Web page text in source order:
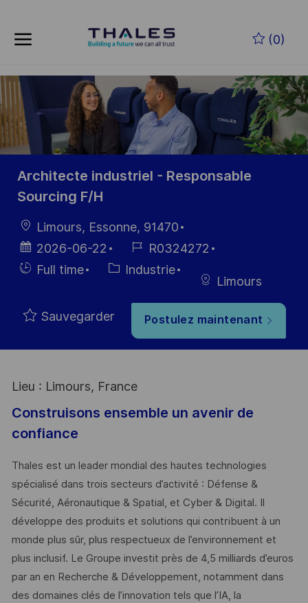
(0)
-
Architecte industriel - Responsable
Sourcing F/H
localisation
Limours, Essonne, 91470
Date
d’affichage
2026-06-22
Référence
du poste
R0324272
HiringFull time Catégorie
Industrie
Limours
Sauvegarder Postulez maintenant
Lieu : Limours, France
Construisons ensemble un avenir de
confiance
Thales est un leader mondial des hautes technologies
spécialisé dans trois secteurs d’activité : Défense &
Sécurité, Aéronautique & Spatial, et Cyber & Digital. Il
développe des produits et solutions qui contribuent à un
monde plus sûr, plus respectueux de l’environnement et
plus inclusif. Le Groupe investit près de 4,5 milliards d’euros
par an en Recherche & Développement, notamment dans
des domaines clés de l’innovation tels que l’IA, la